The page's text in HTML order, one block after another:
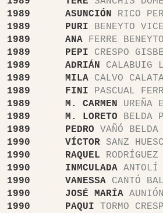
ASUNCIÓN RICO
PURI BENEYTO
ANA FERRE
PEPI CRESPO
ADRIÁN CALABUIG
MILA CALVO
FINI PASCUAL
M. CARMEN UREÑA
M. LORETO BELDA
PEDRO VAÑÓ BELDA
VÍCTOR SANZ
RAQUEL
INMCULADA ANTOLÍ
VANESSA CANTÓ
JOSÉ MARÍA
PAQUI TORMO